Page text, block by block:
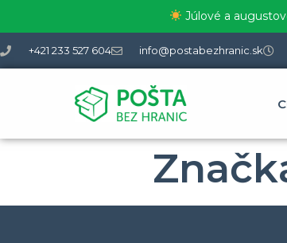
Júlové a
+421 233 527 604 info@postabezhranic.sk